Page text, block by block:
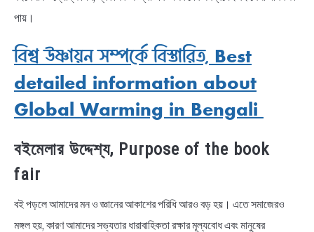
পায়।
বিশ্ব উষ্ণায়ন সম্পর্কে বিস্তারিত, Best
detailed information about
Global Warming in Bengali
বইমেলার উদ্দেশ্য, Purpose of the book
fair
বই পড়লে আমাদের মন ও জ্ঞানের আকাশের পরিধি আরও বড় হয়। এতে সমাজেরও
মঙ্গল হয়, কারণ আমাদের সভ্যতার ধারাবাহিকতা রক্ষার মূল্যবোধ এবং মানুষের